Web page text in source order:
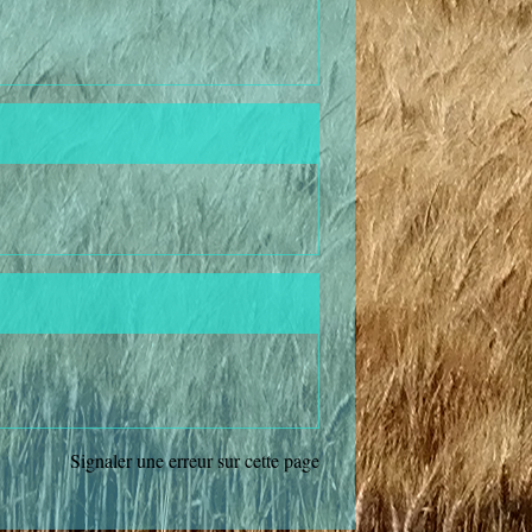
Signaler une erreur sur cette page